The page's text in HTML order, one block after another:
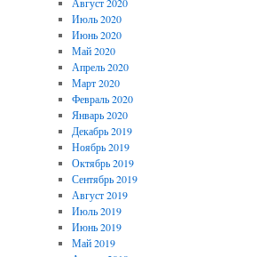
Июль 2020
Июнь 2020
Май 2020
Апрель 2020
Март 2020
Февраль 2020
Январь 2020
Декабрь 2019
Ноябрь 2019
Октябрь 2019
Сентябрь 2019
Август 2019
Июль 2019
Июнь 2019
Май 2019